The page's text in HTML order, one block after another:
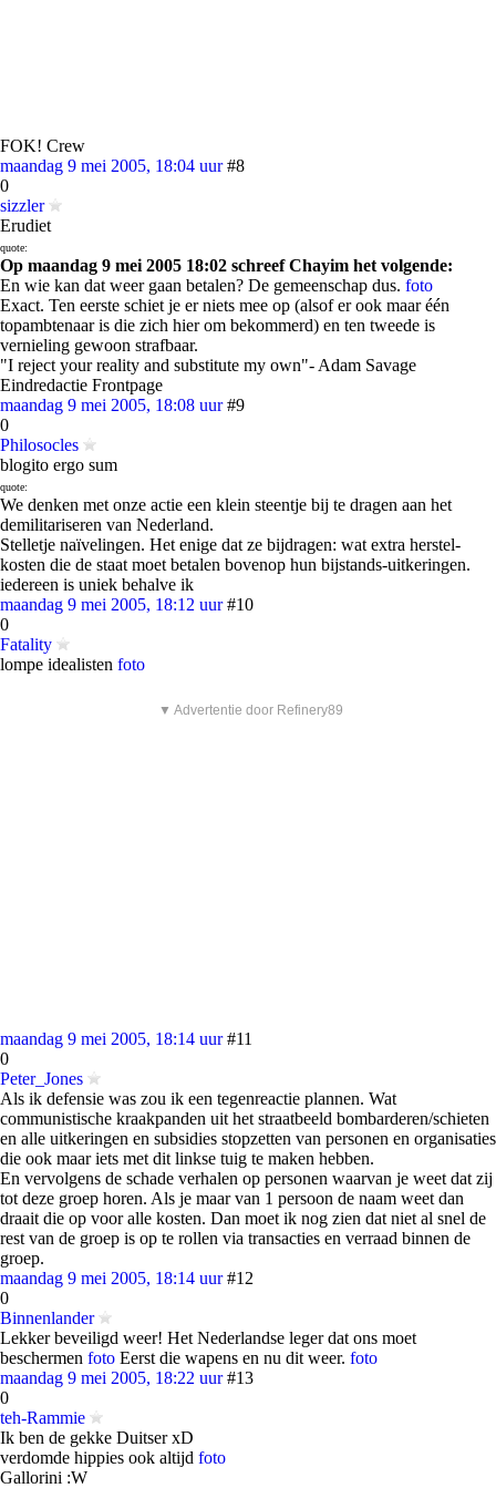
FOK! Crew
maandag 9 mei 2005, 18:04 uur #8
0
sizzler
Erudiet
quote:
Op maandag 9 mei 2005 18:02 schreef Chayim het volgende:
En wie kan dat weer gaan betalen? De gemeenschap dus. foto
Exact. Ten eerste schiet je er niets mee op (alsof er ook maar één
topambtenaar is die zich hier om bekommerd) en ten tweede is
vernieling gewoon strafbaar.
"I reject your reality and substitute my own"- Adam Savage
Eindredactie Frontpage
maandag 9 mei 2005, 18:08 uur #9
0
Philosocles
blogito ergo sum
quote:
We denken met onze actie een klein steentje bij te dragen aan het
demilitariseren van Nederland.
Stelletje naïvelingen. Het enige dat ze bijdragen: wat extra herstel-
kosten die de staat moet betalen bovenop hun bijstands-uitkeringen.
iedereen is uniek behalve ik
maandag 9 mei 2005, 18:12 uur #10
0
Fatality
lompe idealisten foto
▼ Advertentie door Refinery89
maandag 9 mei 2005, 18:14 uur #11
0
Peter_Jones
Als ik defensie was zou ik een tegenreactie plannen. Wat
communistische kraakpanden uit het straatbeeld bombarderen/schieten
en alle uitkeringen en subsidies stopzetten van personen en organisaties
die ook maar iets met dit linkse tuig te maken hebben.
En vervolgens de schade verhalen op personen waarvan je weet dat zij
tot deze groep horen. Als je maar van 1 persoon de naam weet dan
draait die op voor alle kosten. Dan moet ik nog zien dat niet al snel de
rest van de groep is op te rollen via transacties en verraad binnen de
groep.
maandag 9 mei 2005, 18:14 uur #12
0
Binnenlander
Lekker beveiligd weer! Het Nederlandse leger dat ons moet
beschermen foto Eerst die wapens en nu dit weer. foto
maandag 9 mei 2005, 18:22 uur #13
0
teh-Rammie
Ik ben de gekke Duitser xD
verdomde hippies ook altijd foto
Gallorini :W